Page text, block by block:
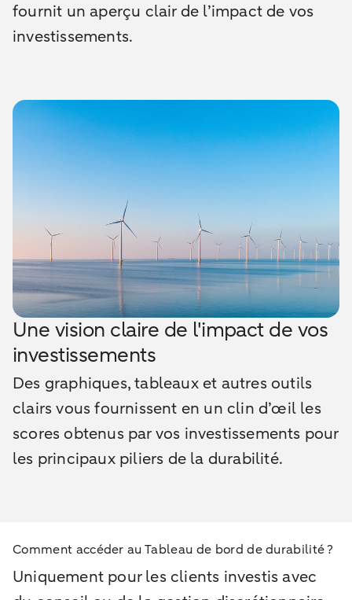
fournit un aperçu clair de l’impact de vos
investissements.
Une vision claire de l'impact de vos
investissements
Des graphiques, tableaux et autres outils
clairs vous fournissent en un clin d’œil les
scores obtenus par vos investissements pour
les principaux piliers de la durabilité.
Comment accéder au Tableau de bord de durabilité ?
Uniquement pour les clients investis avec